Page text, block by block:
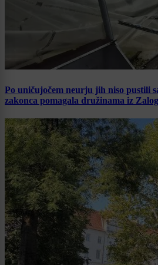
Po uničujočem neurju jih niso pustili
zakonca pomagala družinama iz